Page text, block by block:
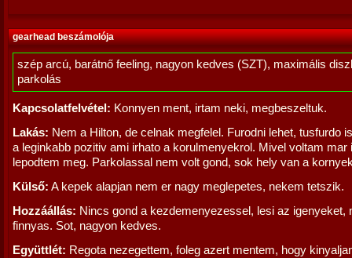
gearhead beszámolója
szép arcú, barátnő feeling, nagyon kedves (SZT), maximális
parkolás
Kapcsolatfelvétel: Konnyen ment, irtam neki, megbeszeltuk.
Lakás: Nem a Hilton, de celnak megfelel. Furodni lehet, tusfurdo
a leginkabb pozitiv ami irhato a korulmenyekrol. Mivel voltam mar
lepodtem meg. Parkolassal nem volt gond, sok hely van a
Külső: A kepek alapjan nem er nagy meglepetes, nekem tetszik.
Hozzáállás: Nincs gond a kezdemenyezessel, lesi az igenyeket,
finnyas. Sot, nagyon kedves.
Együttlét: Regota nezegettem, foleg azert mentem, hogy